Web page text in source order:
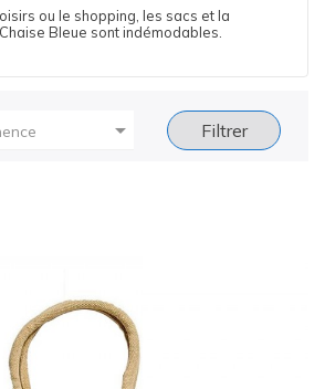
ou le shopping, les sacs et la
Bleue sont indémodables.
 Filtrer